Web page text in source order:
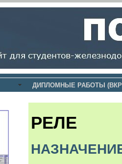
ДИПЛОМНЫЕ РАБОТЫ
РЕЛЕ